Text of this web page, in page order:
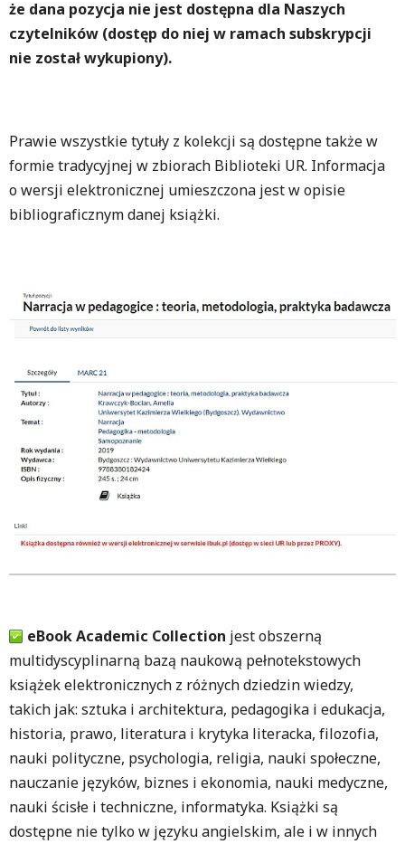
że dana pozycja nie jest dostępna dla Naszych
czytelników (dostęp do niej w ramach subskrypcji
nie został wykupiony).
Prawie wszystkie tytuły z kolekcji są dostępne także w
formie tradycyjnej w zbiorach Biblioteki UR. Informacja
o wersji elektronicznej umieszczona jest w opisie
bibliograficznym danej książki.
eBook Academic Collection jest obszerną
multidyscyplinarną bazą naukową pełnotekstowych
książek elektronicznych z różnych dziedzin wiedzy,
takich jak: sztuka i architektura, pedagogika i edukacja,
historia, prawo, literatura i krytyka literacka, filozofia,
nauki polityczne, psychologia, religia, nauki społeczne,
nauczanie języków, biznes i ekonomia, nauki medyczne,
nauki ścisłe i techniczne, informatyka. Książki są
dostępne nie tylko w języku angielskim, ale i w innych